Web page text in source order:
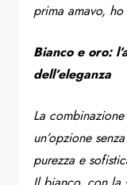
prima amavo,
Bianco e oro:
dell’eleganza
La
un’opzione
purezza e